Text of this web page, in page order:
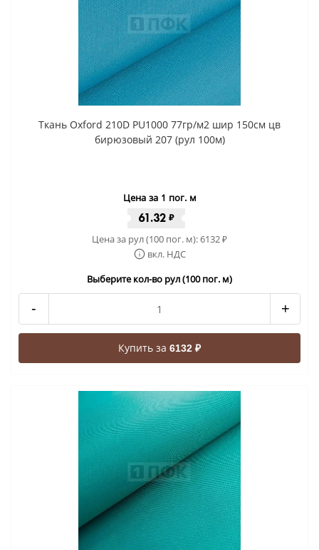
Ткань Oxford 210D PU1000 77гр/м2 шир 150см цв
бирюзовый 207 (рул 100м)
Цена за 1 пог. м
61.32 ₽
Цена за рул (100 пог. м):6132₽
вкл. НДС
Выберите кол-во рул (100 пог. м)
- +
Купить за 6132 ₽